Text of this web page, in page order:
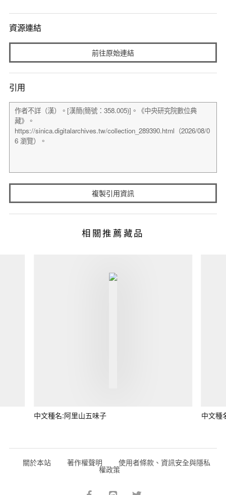
資源連結
前往原始連結
引用
複製引用資訊
相關推薦藏品
中文種名:阿里山五味子 中文種
關於本站 著作權聲明 使用者條款、資訊安全與隱私
權政策